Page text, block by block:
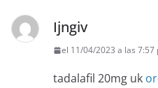
Ijngiv
el 11/04/2023 a las 7:57
tadalafil 20mg uk